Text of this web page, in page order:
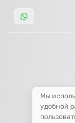
Мы
удобной